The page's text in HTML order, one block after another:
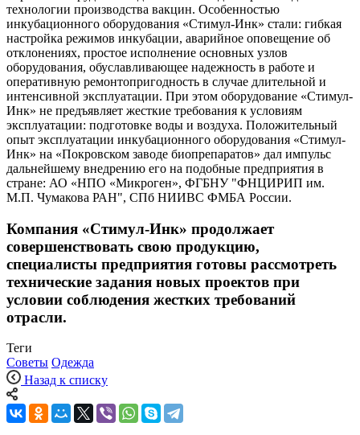
технологии производства вакцин. Особенностью
инкубационного оборудования «Стимул-Инк» стали: гибкая
настройка режимов инкубации, аварийное оповещение об
отклонениях, простое исполнение основных узлов
оборудования, обуславливающее надежность в работе и
оперативную ремонтопригодность в случае длительной и
интенсивной эксплуатации. При этом оборудование «Стимул-
Инк» не предъявляет жесткие требования к условиям
эксплуатации: подготовке воды и воздуха. Положительный
опыт эксплуатации инкубационного оборудования «Стимул-
Инк» на «Покровском заводе биопрепаратов» дал импульс
дальнейшему внедрению его на подобные предприятия в
стране: АО «НПО «Микроген», ФГБНУ "ФНЦИРИП им.
М.П. Чумакова РАН", СПб НИИВС ФМБА России.
Компания «Стимул-Инк» продолжает
совершенствовать свою продукцию,
специалисты предприятия готовы рассмотреть
технические задания новых проектов при
условии соблюдения жестких требований
отрасли.
Теги
Советы Одежда
Назад к списку